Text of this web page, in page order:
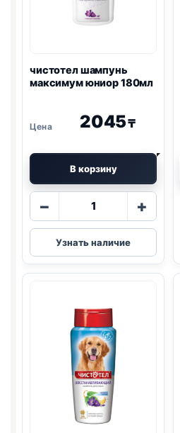
чистотел шампунь
максимум юниор 180мл
2045₸
В корзину
−
Количество
чистотел
шампунь
максимум
+
Узнать наличие